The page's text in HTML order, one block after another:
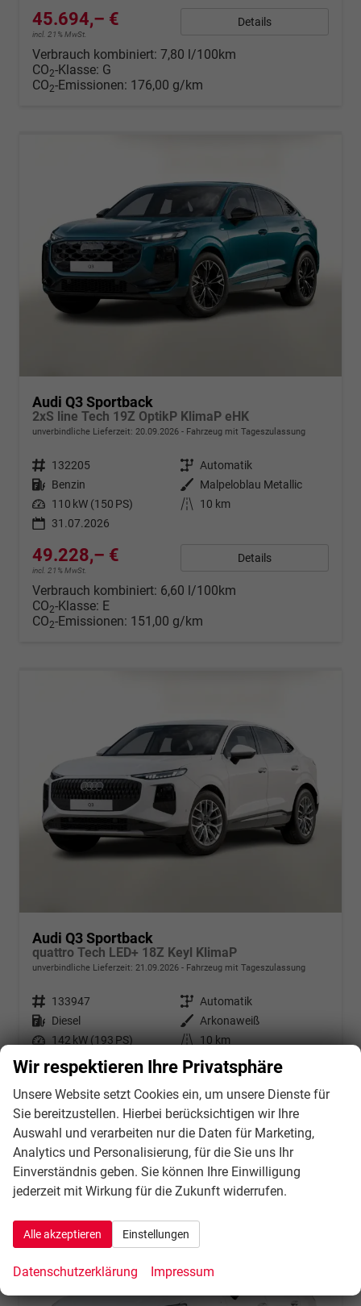
45.694,– €
incl. 21% MwSt.
Details
Verbrauch kombiniert: 7,80 l/100km
CO2-Klasse: G
CO2-Emissionen: 176,00 g/km
Audi Q3 Sportback
2xS line Tech 19Z OptikP KlimaP eHK
unverbindliche Lieferzeit: 20.09.2026 Fahrzeug mit Tageszulassung
Fahrzeugnr. 132205 Getriebe Automatik
Kraftstoff Benzin Außenfarbe Malpeloblau Metallic
Leistung 110 kW (150 PS) Kilometerstand
10 km
31.07.2026
49.228,– €
incl. 21% MwSt.
Details
Verbrauch kombiniert: 6,60 l/100km
CO2-Klasse: E
CO2-Emissionen: 151,00 g/km
Audi Q3 Sportback
quattro Tech LED+ 18Z Keyl KlimaP
unverbindliche Lieferzeit: 21.09.2026 Fahrzeug mit Tageszulassung
Fahrzeugnr. 133947 Getriebe Automatik
Kraftstoff Diesel Außenfarbe Arkonaweiß
Leistung 142 kW (193 PS) Kilometerstand
10 km
31.07.2026
49.934,– € Details
Verbrauch kombiniert:
6,20 l/100km
CO2 -Klasse: F
CO2-Emissionen:162,00 g/km
Wir respektieren Ihre Privatsphäre
Unsere Website setzt Cookies ein, um unsere Dienste für
Sie bereitzustellen. Hierbei berücksichtigen wir Ihre
Auswahl und verarbeiten nur die Daten für Marketing,
Analytics und Personalisierung, für die Sie uns Ihr
Einverständnis geben. Sie können Ihre Einwilligung
jederzeit mit Wirkung für die Zukunft widerrufen.
Alle akzeptieren Einstellungen
Datenschutzerklärung Impressum